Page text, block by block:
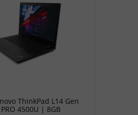
ThinkPad L14 Gen
4500U | 8GB